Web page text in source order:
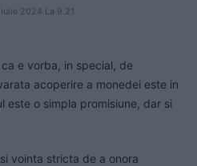
2024 La 9.21
e vorba, in special, de
acoperire a monedei este in
este o simpla promisiune, dar si
vointa stricta de a onora